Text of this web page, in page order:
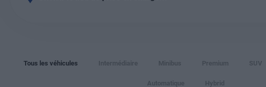
Tous les véhicules Intermédiaire Minibus Premium SUV
Automatique Hybrid